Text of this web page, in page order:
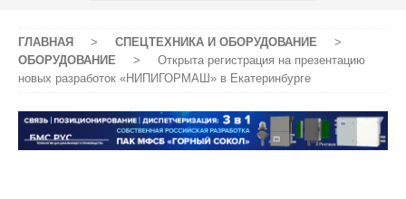
ГЛАВНАЯ > СПЕЦТЕХНИКА И ОБОРУДОВАНИЕ
>
ОБОРУДОВАНИЕ
>
Открыта регистрация на презентацию
новых разработок «НИПИГОРМАШ» в Екатеринбурге